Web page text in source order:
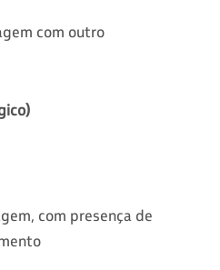
com outro
com presença de